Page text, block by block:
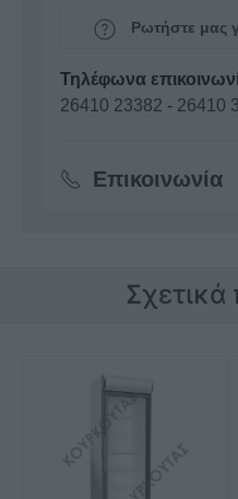
Ρωτήστε μας
Τηλέφωνα
26410 23382 - 26410
Επικοινωνία
Σχετικά